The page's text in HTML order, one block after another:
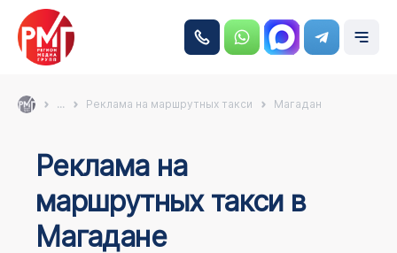
... Реклама на маршрутных такси Магадан
Реклама на
маршрутных такси в
Магадане